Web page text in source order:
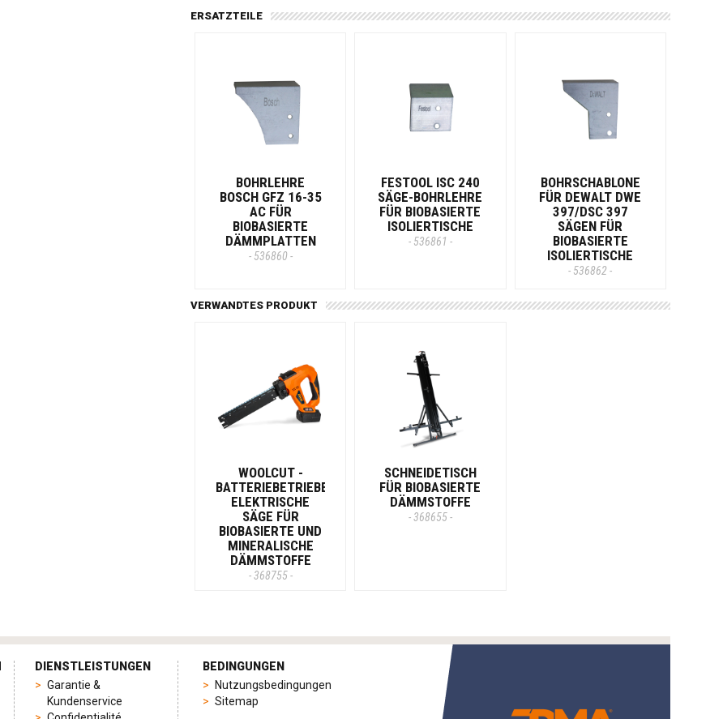
ERSATZTEILE
BOHRLEHRE
BOSCH GFZ 16-35
AC FÜR
BIOBASIERTE
DÄMMPLATTEN
- 536860 -
FESTOOL ISC 240
SÄGE-BOHRLEHRE
FÜR BIOBASIERTE
ISOLIERTISCHE
- 536861 -
BOHRSCHABLONE
FÜR DEWALT DWE
397/DSC 397
SÄGEN FÜR
BIOBASIERTE
ISOLIERTISCHE
- 536862 -
VERWANDTES PRODUKT
WOOLCUT -
BATTERIEBETRIEBENE
ELEKTRISCHE
SÄGE FÜR
BIOBASIERTE UND
MINERALISCHE
DÄMMSTOFFE
- 368755 -
SCHNEIDETISCH
FÜR BIOBASIERTE
DÄMMSTOFFE
- 368655 -
DIENSTLEISTUNGEN
Garantie &
Kundenservice
BEDINGUNGEN
Nutzungsbedingungen
Sitemap